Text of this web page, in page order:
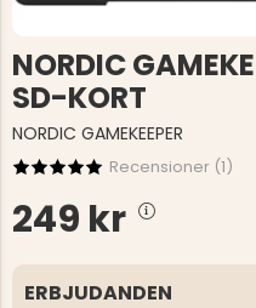
NORDIC
SD-KORT
NORDIC GAMEKEEPER
Recensioner (1)
249 kr
ERBJUDANDEN